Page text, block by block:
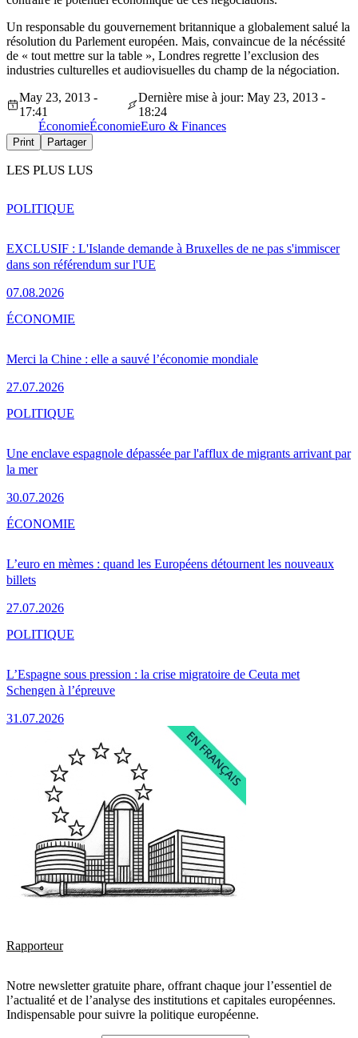
Un responsable du gouvernement britannique a globalement salué la
résolution du Parlement européen. Mais, convaincue de la nécéssité
de « tout mettre sur la table », Londres regrette l’exclusion des
industries culturelles et audiovisuelles du champ de la négociation.
May 23, 2013 -
17:41
Dernière mise à jour: May 23, 2013 -
18:24
ÉconomieÉconomieEuro & Finances
Print Partager
LES PLUS LUS
EXCLUSIF : L'Islande demande à Bruxelles de ne pas s'immiscer
dans son référendum sur l'UE
07.08.2026
POLITIQUE
Merci la Chine : elle a sauvé l’économie mondiale
27.07.2026
ÉCONOMIE
Une enclave espagnole dépassée par l'afflux de migrants arrivant par
la mer
30.07.2026
POLITIQUE
L’euro en mèmes : quand les Européens détournent les nouveaux
billets
27.07.2026
ÉCONOMIE
L’Espagne sous pression : la crise migratoire de Ceuta met
Schengen à l’épreuve
31.07.2026
POLITIQUE
Rapporteur
Notre newsletter gratuite phare, offrant chaque jour l’essentiel de
l’actualité et de l’analyse des institutions et capitales européennes.
Indispensable pour suivre la politique européenne.